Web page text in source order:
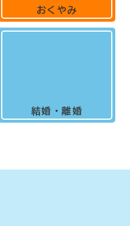
おくやみ
結婚・離婚